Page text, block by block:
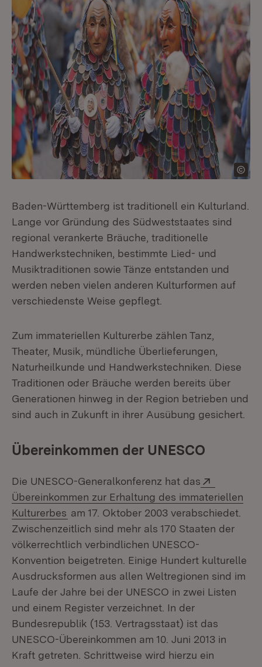
Baden-Württemberg ist traditionell ein Kulturland.
Lange vor Gründung des Südweststaates sind
regional verankerte Bräuche, traditionelle
Handwerkstechniken, bestimmte Lied- und
Musiktraditionen sowie Tänze entstanden und
werden neben vielen anderen Kulturformen auf
verschiedenste Weise gepflegt.
Zum immateriellen Kulturerbe zählen Tanz,
Theater, Musik, mündliche Überlieferungen,
Naturheilkunde und Handwerkstechniken. Diese
Traditionen oder Bräuche werden bereits über
Generationen hinweg in der Region betrieben und
sind auch in Zukunft in ihrer Ausübung gesichert.
Übereinkommen der UNESCO
Die UNESCO-Generalkonferenz hat das
Übereinkommen zur Erhaltung des immateriellen
Kulturerbes am 17. Oktober 2003 verabschiedet.
Zwischenzeitlich sind mehr als 170 Staaten der
völkerrechtlich verbindlichen UNESCO-
Konvention beigetreten. Einige Hundert kulturelle
Ausdrucksformen aus allen Weltregionen sind im
Laufe der Jahre bei der UNESCO in zwei Listen
und einem Register verzeichnet. In der
Bundesrepublik (153. Vertragsstaat) ist das
UNESCO-Übereinkommen am 10. Juni 2013 in
Kraft getreten. Schrittweise wird hierzu ein